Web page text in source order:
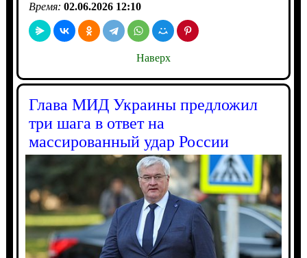
Время: 02.06.2026 12:10
Наверх
Глава МИД Украины предложил
три шага в ответ на
массированный удар России